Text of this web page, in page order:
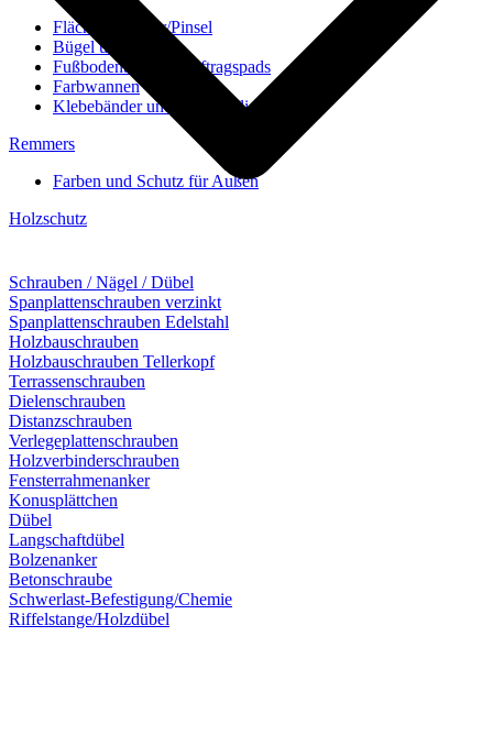
Flächenstreicher/Pinsel
Bügel und Rollen
Fußbodenbürsten/Auftragspads
Farbwannen
Klebebänder und Abdeckvlies
Remmers
Farben und Schutz für Außen
Holzschutz
Schrauben / Nägel / Dübel
Spanplattenschrauben verzinkt
Spanplattenschrauben Edelstahl
Holzbauschrauben
Holzbauschrauben Tellerkopf
Terrassenschrauben
Dielenschrauben
Distanzschrauben
Verlegeplattenschrauben
Holzverbinderschrauben
Fensterrahmenanker
Konusplättchen
Dübel
Langschaftdübel
Bolzenanker
Betonschraube
Schwerlast-Befestigung/Chemie
Riffelstange/Holzdübel